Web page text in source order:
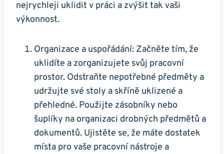
nejrychleji uklidit v práci a zvýšit tak vaši
výkonnost.
Organizace a uspořádání: Začněte tím, že
uklidíte a zorganizujete svůj pracovní
prostor. Odstraňte nepotřebné předměty a
udržujte své stoly a skříně uklizené a
přehledné. Použijte zásobníky nebo
šuplíky na organizaci drobných předmětů a
dokumentů. Ujistěte se, že máte dostatek
místa pro vaše pracovní nástroje a